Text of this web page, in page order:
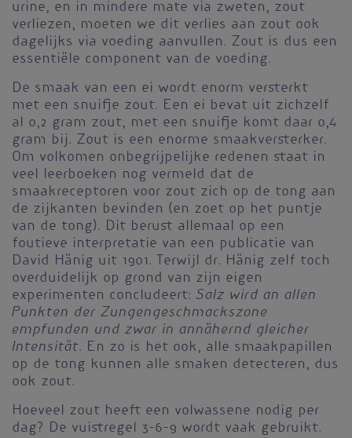
urine, en in mindere mate via zweten, zout
verliezen, moeten we dit verlies aan zout ook
dagelijks via voeding aanvullen. Zout is dus een
essentiële component van de voeding.
De smaak van een ei wordt enorm versterkt
met een snuifje zout. Een ei bevat uit zichzelf
al 0,2 gram zout, met een snuifje komt daar 0,4
gram bij. Zout is een enorme smaakversterker.
Om volkomen onbegrijpelijke redenen staat in
veel leerboeken nog vermeld dat de
smaakreceptoren voor zout zich op de tong aan
de zijkanten bevinden (en zoet op het puntje
van de tong). Dit berust allemaal op een
foutieve interpretatie van een publicatie van
David Hänig uit 1901. Terwijl dr. Hänig zelf toch
overduidelijk op grond van zijn eigen
experimenten concludeert: Salz wird an allen
Punkten der Zungengeschmackszone
empfunden und zwar in annähernd gleicher
Intensität. En zo is het ook, alle smaakpapillen
op de tong kunnen alle smaken detecteren, dus
ook zout.
Hoeveel zout heeft een volwassene nodig per
dag? De vuistregel 3-6-9 wordt vaak gebruikt.